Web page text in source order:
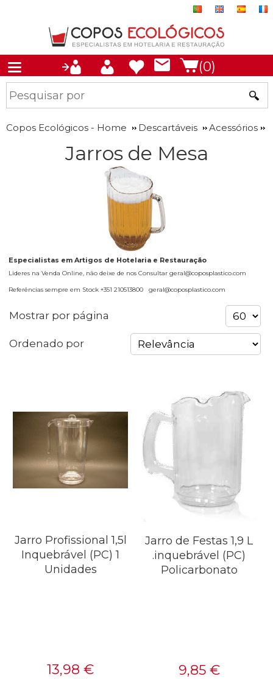
(0)
Copos Ecológicos - Home Descartáveis Acessórios
Jarros de Mesa
Especialistas em Artigos de Hotelaria e Restauração
Lideres na Venda Online, não deixe de nos Consultar geral@coposplastico.com
Referências sempre em Stock +351 210513800 geral@coposplastico.com
Mostrar por página
Ordenado por
Jarro Profissional 1,5l
Inquebrável (PC) 1
Unidades
13,98 €
Jarro de Festas 1,9 L
.inquebrável (PC)
Policarbonato
9,85 €